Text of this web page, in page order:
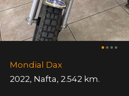
Mondial Dax
2022, Nafta, 2.542 km.